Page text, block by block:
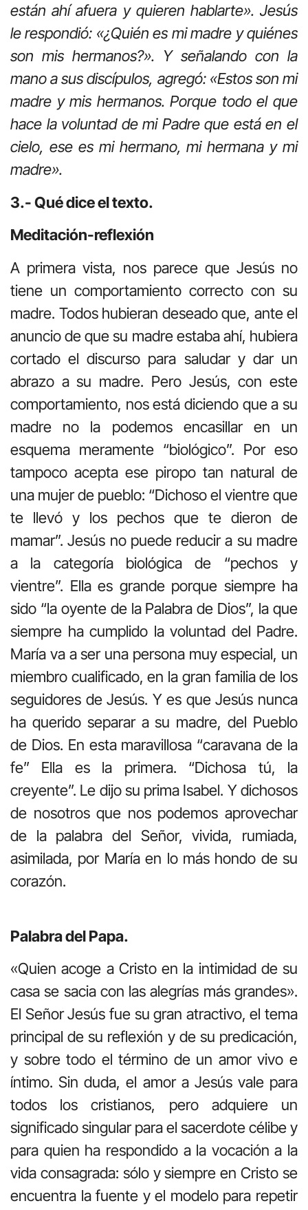
están ahí afuera y quieren hablarte». Jesús
le respondió: «¿Quién es mi madre y quiénes
son mis hermanos?». Y señalando con la
mano a sus discípulos, agregó: «Estos son mi
madre y mis hermanos. Porque todo el que
hace la voluntad de mi Padre que está en el
cielo, ese es mi hermano, mi hermana y mi
madre».
3.- Qué dice el texto.
Meditación-reflexión
A primera vista, nos parece que Jesús no
tiene un comportamiento correcto con su
madre. Todos hubieran deseado que, ante el
anuncio de que su madre estaba ahí, hubiera
cortado el discurso para saludar y dar un
abrazo a su madre. Pero Jesús, con este
comportamiento, nos está diciendo que a su
madre no la podemos encasillar en un
esquema meramente “biológico”. Por eso
tampoco acepta ese piropo tan natural de
una mujer de pueblo: “Dichoso el vientre que
te llevó y los pechos que te dieron de
mamar”. Jesús no puede reducir a su madre
a la categoría biológica de “pechos y
vientre”. Ella es grande porque siempre ha
sido “la oyente de la Palabra de Dios”, la que
siempre ha cumplido la voluntad del Padre.
María va a ser una persona muy especial, un
miembro cualificado, en la gran familia de los
seguidores de Jesús. Y es que Jesús nunca
ha querido separar a su madre, del Pueblo
de Dios. En esta maravillosa “caravana de la
fe” Ella es la primera. “Dichosa tú, la
creyente”. Le dijo su prima Isabel. Y dichosos
de nosotros que nos podemos aprovechar
de la palabra del Señor, vivida, rumiada,
asimilada, por María en lo más hondo de su
corazón.
Palabra del Papa.
«Quien acoge a Cristo en la intimidad de su
casa se sacia con las alegrías más grandes».
El Señor Jesús fue su gran atractivo, el tema
principal de su reflexión y de su predicación,
y sobre todo el término de un amor vivo e
íntimo. Sin duda, el amor a Jesús vale para
todos los cristianos, pero adquiere un
significado singular para el sacerdote célibe y
para quien ha respondido a la vocación a la
vida consagrada: sólo y siempre en Cristo se
encuentra la fuente y el modelo para repetir